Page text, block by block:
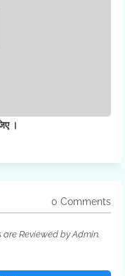
।
0 Comments
are Reviewed by Admin.